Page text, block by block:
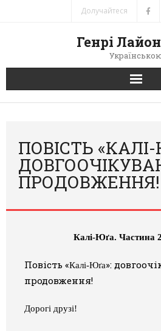
Долучайтеся
Генрі
Головна
Автори
Галерея
ПОВІСТЬ
ПРОДОВЖЕННЯ!
Калі-Юґа. Частина
Повість «Калі-Юґа»:
продовження!
Дорогі друзі!